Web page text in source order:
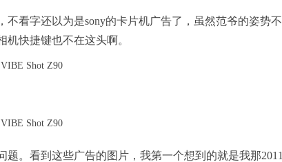
不看字还以为是sony的卡片机广告了，虽然范爷的姿势不
快捷键也不在这头啊。
题。看到这些广告的图片，我第一个想到的就是我那2011